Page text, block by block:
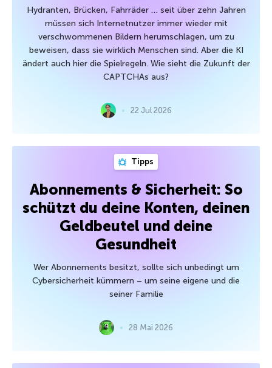
Hydranten, Brücken, Fahrräder … seit über zehn Jahren
müssen sich Internetnutzer immer wieder mit
verschwommenen Bildern herumschlagen, um zu
beweisen, dass sie wirklich Menschen sind. Aber die KI
ändert auch hier die Spielregeln. Wie sieht die Zukunft der
CAPTCHAs aus?
22 Jul 2026
Tipps
Abonnements & Sicherheit: So
schützt du deine Konten, deinen
Geldbeutel und deine
Gesundheit
Wer Abonnements besitzt, sollte sich unbedingt um
Cybersicherheit kümmern – um seine eigene und die
seiner Familie
28 Mai 2026